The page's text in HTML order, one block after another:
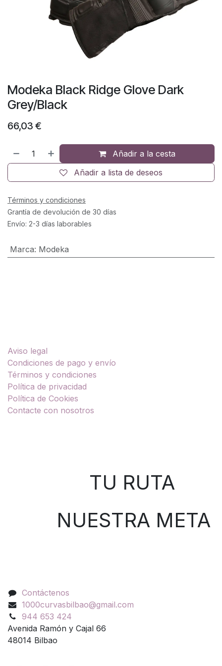
Modeka Black Ridge Glove Dark
Grey/Black
66,03 €
Añadir a la cesta
Añadir a lista de deseos
Términos y condiciones
Grantía de devolución de 30 días
Envío: 2-3 días laborables
Marca: Modeka
Aviso legal
Condiciones de pago y envío
Términos y condiciones
Política de privacidad
Política de Cookies
Contacte con nosotros
TU RUTA
NUESTRA META
Contáctenos
1000curvasbilbao@gmail.com
944 653 424
Avenida Ramón y Cajal 66
48014 Bilbao